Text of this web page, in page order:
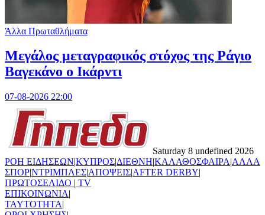
Άλλα Πρωταθλήματα
Μεγάλος μεταγραφικός στόχος της Ράγιο
Βαγεκάνο ο Ικάρντι
07-08-2026 22:00
Saturday 8 undefined 2026
ΡΟΗ ΕΙΔΗΣΕΩΝ|ΚΥΠΡΟΣ|ΔΙΕΘΝΗ|ΚΑΛΑΘΟΣΦΑΙΡΑ|ΑΛΛΑ
ΣΠΟΡ|ΝΤΡΙΜΠΛΕΣ|ΑΠΟΨΕΙΣ|AFTER DERBY|
ΠΡΩΤΟΣΕΛΙΔΟ | TV
ΕΠΙΚΟΙΝΩΝΙΑ|
TAYTOTHTA|